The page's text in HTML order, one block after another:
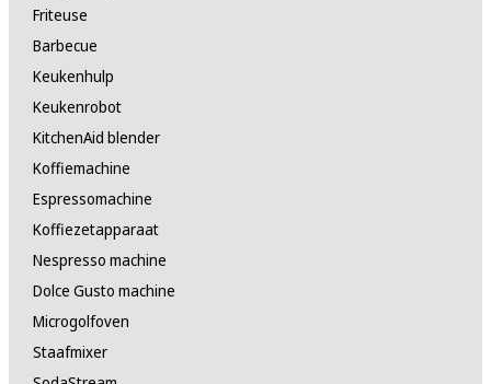
Friteuse
Barbecue
Keukenhulp
Keukenrobot
KitchenAid blender
Koffiemachine
Espressomachine
Koffiezetapparaat
Nespresso machine
Dolce Gusto machine
Microgolfoven
Staafmixer